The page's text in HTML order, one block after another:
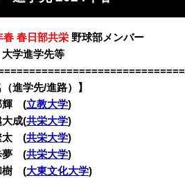
春 春日部共栄 野球部メンバー
学進学先等
（進学先/進路）】
輝 (立教大学)
大成(共栄大学)
太 (共栄大学)
夢 (共栄大学)
樹 (大東文化大学)